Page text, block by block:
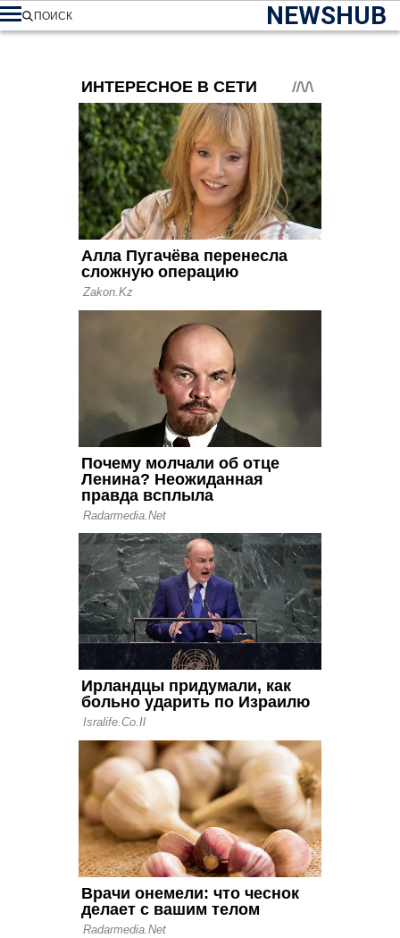
NEWSHUB
ПОИСК